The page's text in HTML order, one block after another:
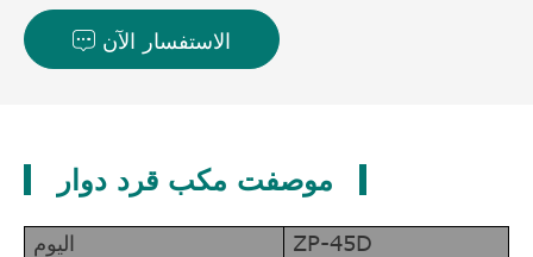
 الاستفسار الآن
موصفت مكب قرد دوار
اليوم ZP-45D